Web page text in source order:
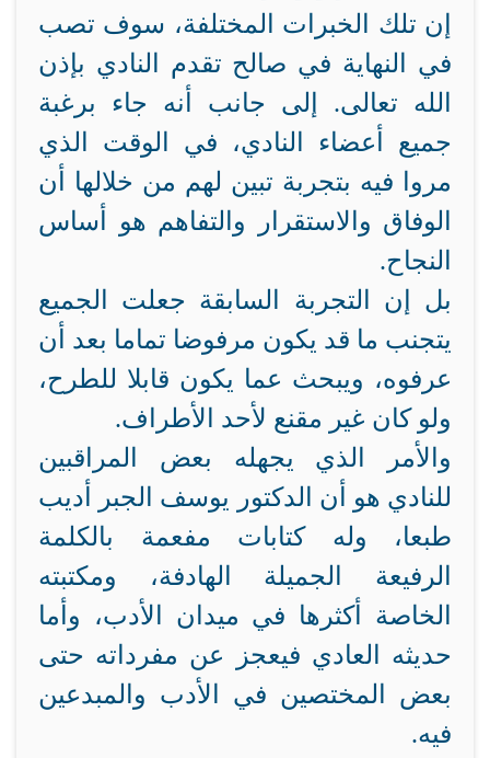
إن تلك الخبرات المختلفة، سوف تصب
في النهاية في صالح تقدم النادي بإذن
الله تعالى. إلى جانب أنه جاء برغبة
جميع أعضاء النادي، في الوقت الذي
مروا فيه بتجربة تبين لهم من خلالها أن
الوفاق والاستقرار والتفاهم هو أساس
النجاح.
بل إن التجربة السابقة جعلت الجميع
يتجنب ما قد يكون مرفوضا تماما بعد أن
عرفوه، ويبحث عما يكون قابلا للطرح،
ولو كان غير مقنع لأحد الأطراف.
والأمر الذي يجهله بعض المراقبين
للنادي هو أن الدكتور يوسف الجبر أديب
طبعا، وله كتابات مفعمة بالكلمة
الرفيعة الجميلة الهادفة، ومكتبته
الخاصة أكثرها في ميدان الأدب، وأما
حديثه العادي فيعجز عن مفرداته حتى
بعض المختصين في الأدب والمبدعين
فيه.